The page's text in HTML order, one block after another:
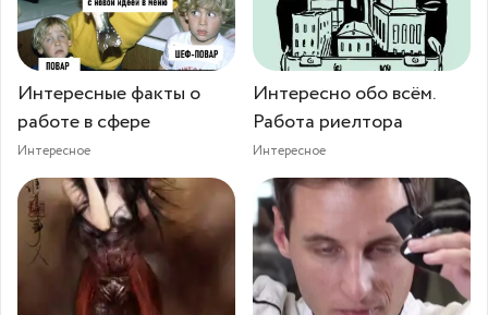
Интересные факты о
работе в сфере
Интересное
Интересно обо всём.
Работа риелтора
Интересное